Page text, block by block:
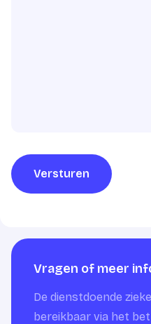
Versturen
Vragen of meer
De dienstdoende
bereikbaar via het